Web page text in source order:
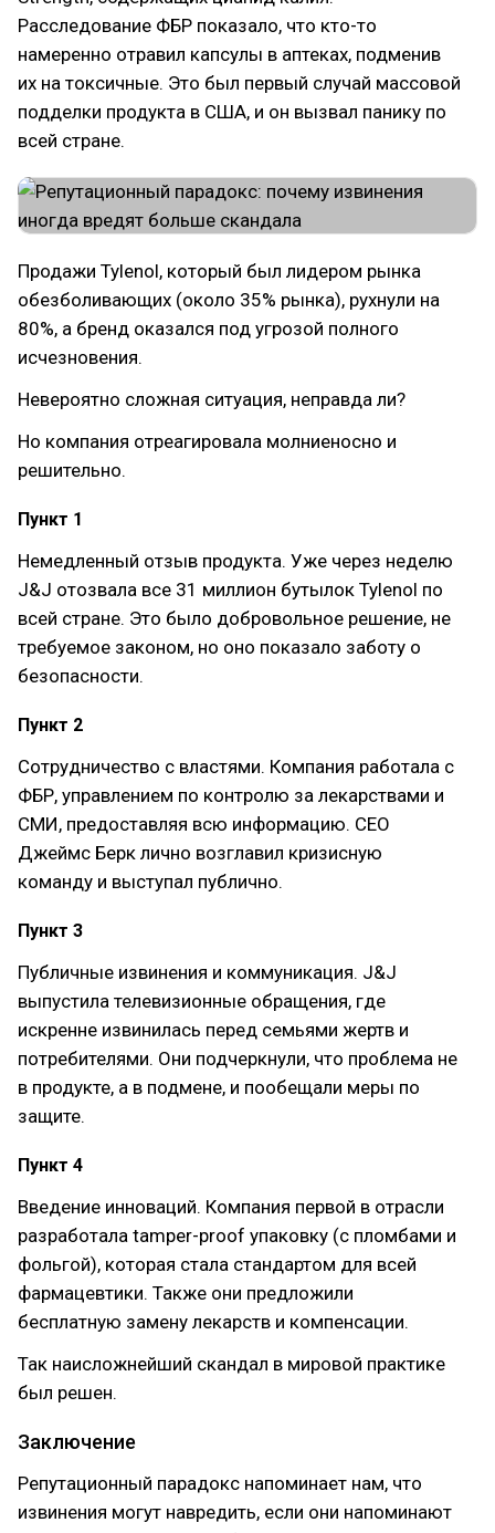
Расследование ФБР показало, что кто-то
намеренно отравил капсулы в аптеках, подменив
их на токсичные. Это был первый случай массовой
подделки продукта в США, и он вызвал панику по
всей стране.
Продажи Tylenol, который был лидером рынка
обезболивающих (около 35% рынка), рухнули на
80%, а бренд оказался под угрозой полного
исчезновения.
Невероятно сложная ситуация, неправда ли?
Но компания отреагировала молниеносно и
решительно.
Пункт 1
Немедленный отзыв продукта. Уже через неделю
J&J отозвала все 31 миллион бутылок Tylenol по
всей стране. Это было добровольное решение, не
требуемое законом, но оно показало заботу о
безопасности.
Пункт 2
Сотрудничество с властями. Компания работала с
ФБР, управлением по контролю за лекарствами и
СМИ, предоставляя всю информацию. CEO
Джеймс Берк лично возглавил кризисную
команду и выступал публично.
Пункт 3
Публичные извинения и коммуникация. J&J
выпустила телевизионные обращения, где
искренне извинилась перед семьями жертв и
потребителями. Они подчеркнули, что проблема не
в продукте, а в подмене, и пообещали меры по
защите.
Пункт 4
Введение инноваций. Компания первой в отрасли
разработала tamper-proof упаковку (с пломбами и
фольгой), которая стала стандартом для всей
фармацевтики. Также они предложили
бесплатную замену лекарств и компенсации.
Так наисложнейший скандал в мировой практике
был решен.
Заключение
Репутационный парадокс напоминает нам, что
извинения могут навредить, если они напоминают